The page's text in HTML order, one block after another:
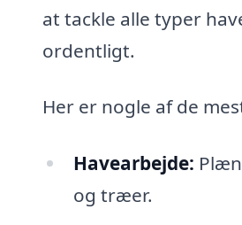
at tackle alle typer
ordentligt.
Her er nogle af de
Havearbejde:
og træer.